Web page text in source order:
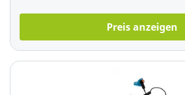
Preis anzeigen